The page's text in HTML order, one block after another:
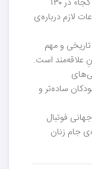
کتاب «جام جهانی» از مجموعه‌ی «کی چی کجا» در ۱۳۰
لازم درباره‌ی
تاریخی و مهم
علاقه‌مند است.
ساده‌تر و
فوتبال
جام زنان